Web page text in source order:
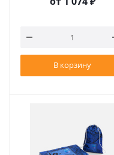
В корзину